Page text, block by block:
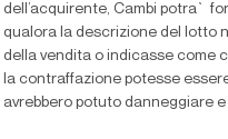
dell’acquirente, Cambi potra`
qualora la descrizione del lotto
della vendita o indicasse come
la contraffazione potesse
avrebbero potuto danneggiare